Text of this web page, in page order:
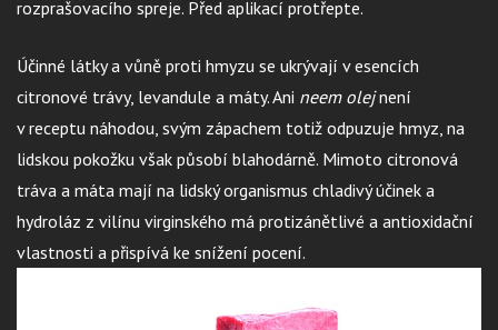
rozprašovacího spreje. Před aplikací protřepte.
Účinné látky a vůně proti hmyzu se ukrývají v esencích
citronové trávy, levandule a máty. Ani neem olejnení
v receptu náhodou, svým zápachem totiž odpuzuje hmyz, na
lidskou pokožku však působí blahodárně. Mimoto citronová
tráva a máta mají na lidský organismus chladivý účinek a
hydroláz z vilínu virginského má protizánětlivé a antioxidační
vlastnosti a přispívá ke snížení pocení.